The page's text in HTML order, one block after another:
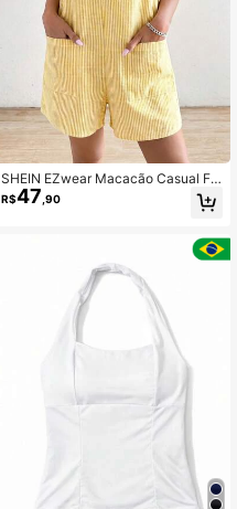
SHEIN EZwear Macacão Casual Fe
minino de Verão com Bolsos e Esta
mpa Listrada
R$47,90